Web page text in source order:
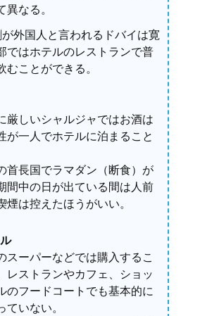
なる。
外国人と言われるドバイは寛
ではホテルのレストランで普
むことができる。
厳しいシャルジャではお酒は
が一人でホテルに泊まること
首長国でラマダン（断食）が
間中の日が出ている間は人前
煙は控えたほうがいい。
スーパーなどでは購入するこ
レストランやカフェ、ショッ
のフードコートでも基本的に
ていない。